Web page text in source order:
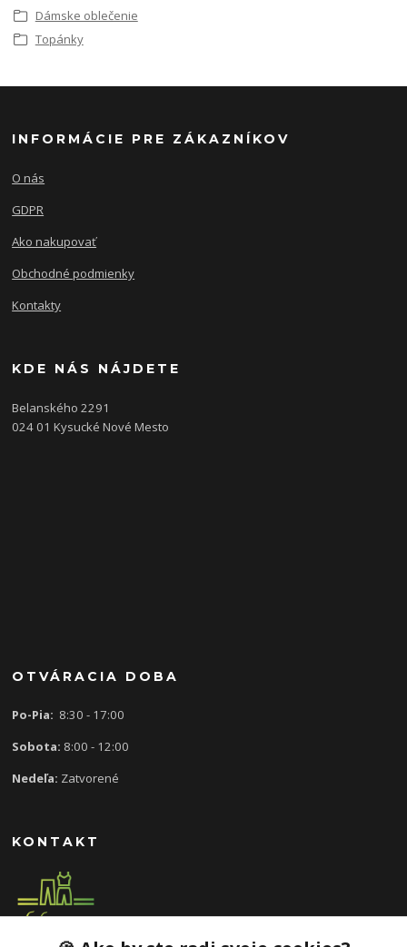
Dámske oblečenie
Topánky
INFORMÁCIE PRE ZÁKAZNÍKOV
O nás
GDPR
Ako nakupovať
Obchodné podmienky
Kontakty
KDE NÁS NÁJDETE
Belanského 2291
024 01 Kysucké Nové Mesto
OTVÁRACIA DOBA
Po-Pia: 8:30 - 17:00
Sobota: 8:00 - 12:00
Nedeľa: Zatvorené
KONTAKT